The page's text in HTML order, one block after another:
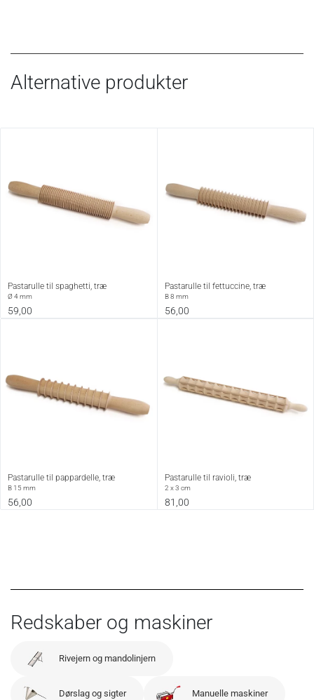
Alternative produkter
Pastarulle til spaghetti, træ
Ø 4 mm
59,00
Pastarulle til fettuccine, træ
B 8 mm
56,00
Pastarulle til pappardelle, træ
B 15 mm
56,00
Pastarulle til ravioli, træ
2 x 3 cm
81,00
Redskaber og maskiner
Rivejern og mandolinjern
Dørslag og sigter Manuelle maskiner